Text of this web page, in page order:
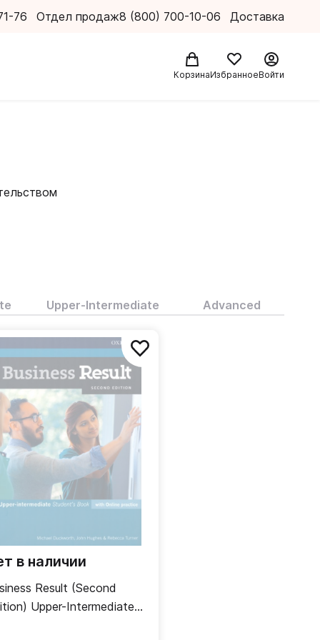
76 Отдел продаж8 (800) 700-10-06 Доставка
КорзинаИзбранноеВойти
Upper-Intermediate Advanced
в наличии
Result (Second
Upper-Intermediate